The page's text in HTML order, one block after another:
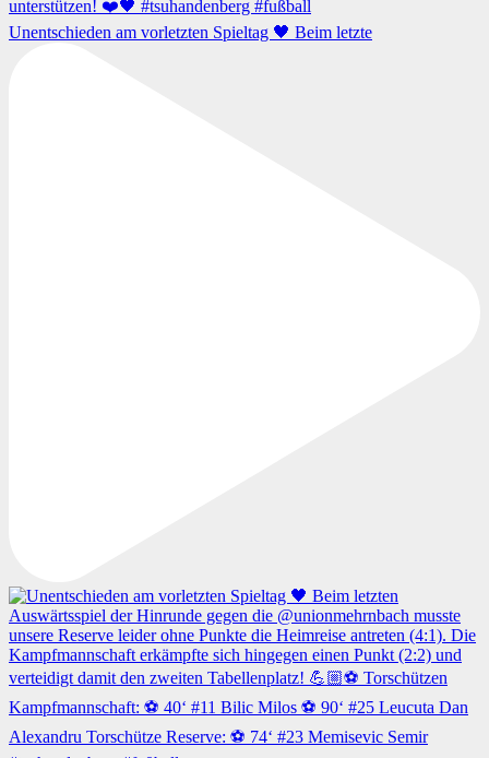
Unentschieden am vorletzten Spieltag 🖤 Beim letzte